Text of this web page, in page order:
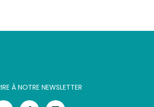
À NOTRE NEWSLETTER